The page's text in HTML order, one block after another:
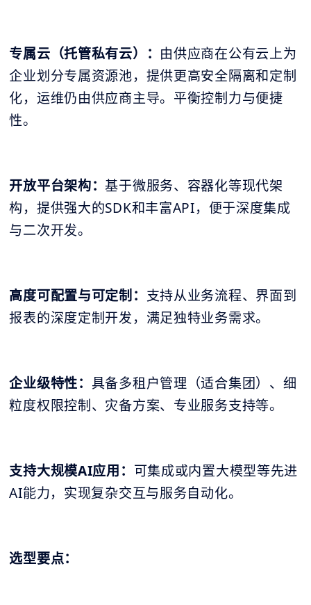
专属云（托管私有云）： 由供应商在公有云上为
企业划分专属资源池，提供更高安全隔离和定制
化，运维仍由供应商主导。平衡控制力与便捷
性。
开放平台架构：基于微服务、容器化等现代架
构，提供强大的SDK和丰富API，便于深度集成
与二次开发。
高度可配置与可定制： 支持从业务流程、界面到
报表的深度定制开发，满足独特业务需求。
企业级特性： 具备多租户管理（适合集团）、细
粒度权限控制、灾备方案、专业服务支持等。
支持大规模AI应用： 可集成或内置大模型等先进
AI能力，实现复杂交互与服务自动化。
选型要点：